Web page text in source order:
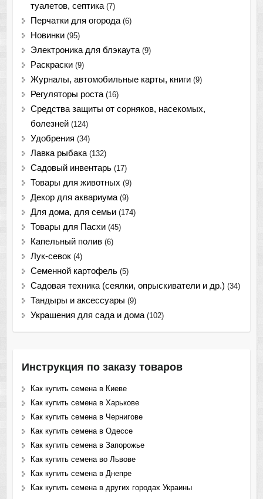
туалетов, септика (7)
Перчатки для огорода (6)
Новинки (95)
Электроника для блэкаута (9)
Раскраски (9)
Журналы, автомобильные карты, книги (9)
Регуляторы роста (16)
Средства защиты от сорняков, насекомых,
болезней (124)
Удобрения (34)
Лавка рыбака (132)
Садовый инвентарь (17)
Товары для животных (9)
Декор для аквариума (9)
Для дома, для семьи (174)
Товары для Пасхи (45)
Капельный полив (6)
Лук-севок (4)
Семенной картофель (5)
Садовая техника (сеялки, опрыскиватели и др.) (34)
Тандыры и аксессуары (9)
Украшения для сада и дома (102)
Инструкция по заказу товаров
Как купить семена в Киеве
Как купить семена в Харькове
Как купить семена в Чернигове
Как купить семена в Одессе
Как купить семена в Запорожье
Как купить семена во Львове
Как купить семена в Днепре
Как купить семена в других городах Украины